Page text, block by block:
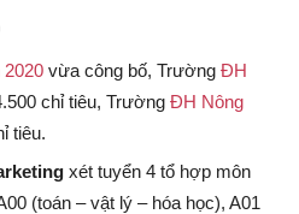
2020 vừa công bố, Trường ĐH
chỉ tiêu, Trường ĐH Nông
tiêu.
xét tuyển 4 tổ hợp môn
(toán – vật lý – hóa học), A01